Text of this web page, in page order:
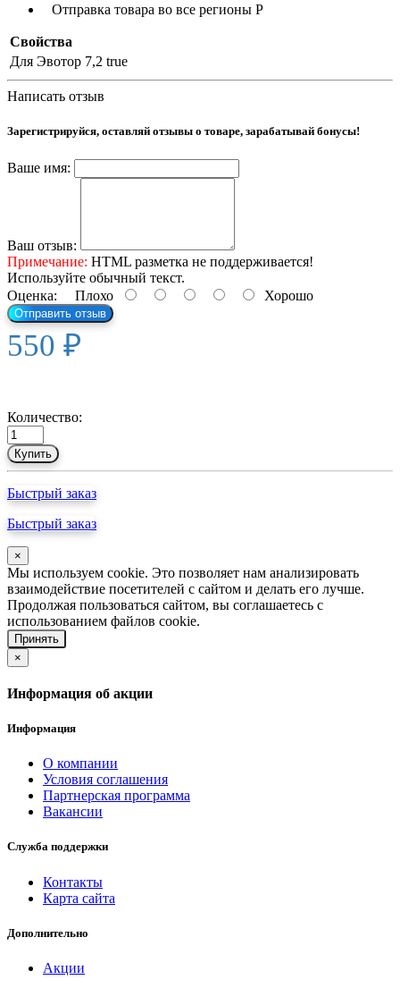
Отправка товара во все регионы Р
Свойства
Для Эвотор 7,2 true
Написать отзыв
Зарегистрируйся, оставляй отзывы о товаре, зарабатывай бонусы!
Ваше имя:
Ваш отзыв:
Примечание: HTML разметка не поддерживается!
Используйте обычный текст.
Оценка: Плохо Хорошо
Отправить отзыв
550 ₽
Количество:
Купить
Быстрый заказ
Быстрый заказ
×
Мы используем cookie. Это позволяет нам анализировать
взаимодействие посетителей с сайтом и делать его лучше.
Продолжая пользоваться сайтом, вы соглашаетесь с
использованием файлов cookie.
Принять
×
Информация об акции
Информация
О компании
Условия соглашения
Партнерская программа
Вакансии
Служба поддержки
Контакты
Карта сайта
Дополнительно
Акции